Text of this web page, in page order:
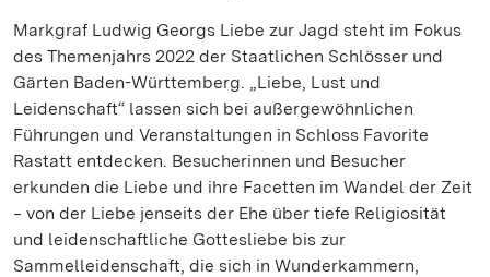
Markgraf Ludwig Georgs Liebe zur Jagd steht im Fokus
des Themenjahrs 2022 der Staatlichen Schlösser und
Gärten Baden-Württemberg. „Liebe, Lust und
Leidenschaft“ lassen sich bei außergewöhnlichen
Führungen und Veranstaltungen in Schloss Favorite
Rastatt entdecken. Besucherinnen und Besucher
erkunden die Liebe und ihre Facetten im Wandel der Zeit
‒ von der Liebe jenseits der Ehe über tiefe Religiosität
und leidenschaftliche Gottesliebe bis zur
Sammelleidenschaft, die sich in Wunderkammern,